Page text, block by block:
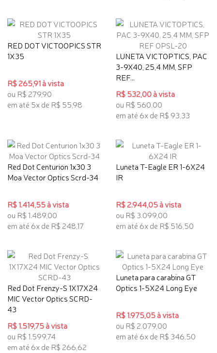
RED DOT VICTOOPICS STR
1X35
R$ 265,91 à vista
ou R$ 279,90
em até 5x de R$ 55,98
LUNETA VICTOPTICS, PAC
3-9X40, 25,4 MM, SFP
REF...
R$ 532,00 à vista
ou R$ 560,00
em até 6x de R$ 93,33
Red Dot Centurion 1x30 3
Moa Vector Optics Scrd-34
R$ 1.414,55 à vista
ou R$ 1.489,00
em até 6x de R$ 248,17
Luneta T-Eagle ER 1-6X24
IR
R$ 2.944,05 à vista
ou R$ 3.099,00
em até 6x de R$ 516,50
Red Dot Frenzy-S 1X17X24
MIC Vector Optics SCRD-
43
R$ 1.519,75 à vista
ou R$ 1.599,74
em até 6x de R$ 266,62
Luneta para carabina GT
Optics 1-5X24 Long Eye
R$ 1.975,05 à vista
ou R$ 2.079,00
em até 6x de R$ 346,50